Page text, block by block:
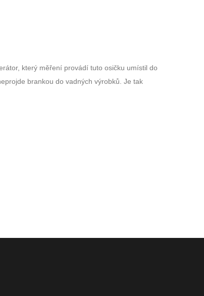
který měření provádí tuto osičku umístil do
brankou do vadných výrobků. Je tak